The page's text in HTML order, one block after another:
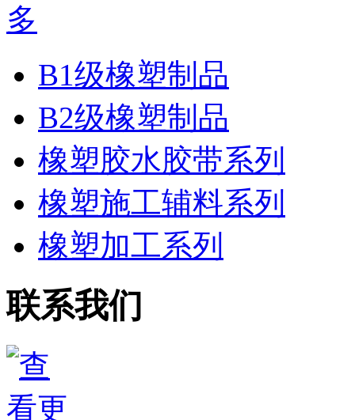
B1级橡塑制品
B2级橡塑制品
橡塑胶水胶带系列
橡塑施工辅料系列
橡塑加工系列
联系我们